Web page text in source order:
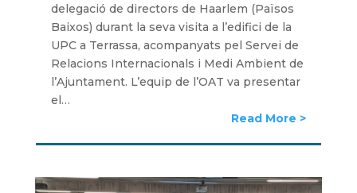
delegació de directors de Haarlem (Països
Baixos) durant la seva visita a l’edifici de la
UPC a Terrassa, acompanyats pel Servei de
Relacions Internacionals i Medi Ambient de
l’Ajuntament. L’equip de l’OAT va presentar
el…
Read More